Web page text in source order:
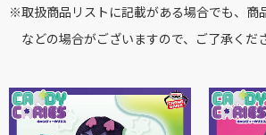
※取扱商品リストに記載がある場合でも、商
などの場合がございますので、ご了承くだ